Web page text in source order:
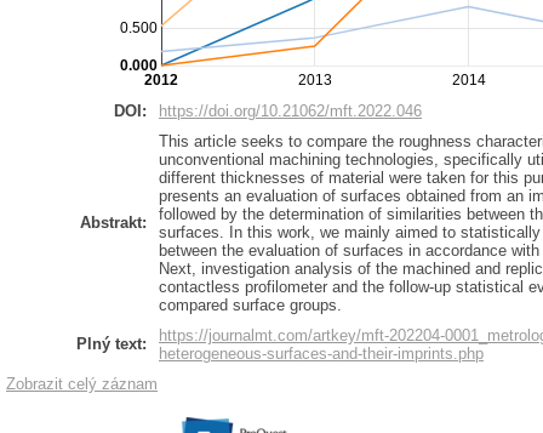
2013 2014
2012
0.500
0.000
DOI: https://doi.org/10.21062/mft.2022.046
Abstrakt:
This article seeks to compare the roughness
unconventional machining technologies, specifically
different thicknesses of material were taken for this
presents an evaluation of surfaces obtained from an
followed by the determination of similarities between
surfaces. In this work, we mainly aimed to
between the evaluation of surfaces in accordance
Next, investigation analysis of the machined and
contactless profilometer and the follow-up statistical
compared surface groups.
Plný text:
https://journalmt.com/artkey/mft-202204-
heterogeneous-surfaces-and-their-imprints.php
Zobrazit celý záznam